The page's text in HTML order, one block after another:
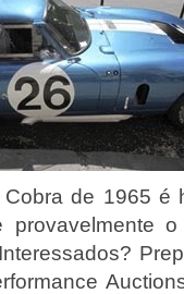
de 1965 é
provavelmente